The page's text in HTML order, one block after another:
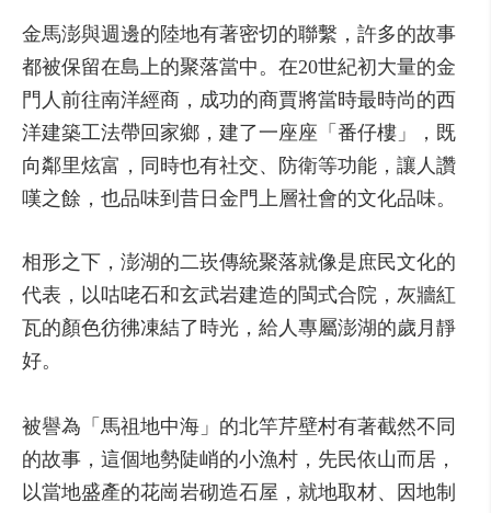
金馬澎與週邊的陸地有著密切的聯繫，許多的故事
都被保留在島上的聚落當中。在20世紀初大量的金
門人前往南洋經商，成功的商賈將當時最時尚的西
洋建築工法帶回家鄉，建了一座座「番仔樓」，既
向鄰里炫富，同時也有社交、防衛等功能，讓人讚
嘆之餘，也品味到昔日金門上層社會的文化品味。
相形之下，澎湖的二崁傳統聚落就像是庶民文化的
代表，以咕咾石和玄武岩建造的閩式合院，灰牆紅
瓦的顏色彷彿凍結了時光，給人專屬澎湖的歲月靜
好。
被譽為「馬祖地中海」的北竿芹壁村有著截然不同
的故事，這個地勢陡峭的小漁村，先民依山而居，
以當地盛產的花崗岩砌造石屋，就地取材、因地制